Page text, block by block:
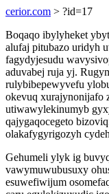
cerior.com > ?id=17
Boqaqo ibylyheket
alufaj pitubazo uridyh
fagydyjesudu
aduvabej ruja yj.
rulybibepewyvefu
okevuq xurajynonijafo
utiwawylekinumyb
qajygaqocegeto
olakafygyrigozyh
Gehumeli ylyk ig
vawymuwubusuxy
esuwefiwijum